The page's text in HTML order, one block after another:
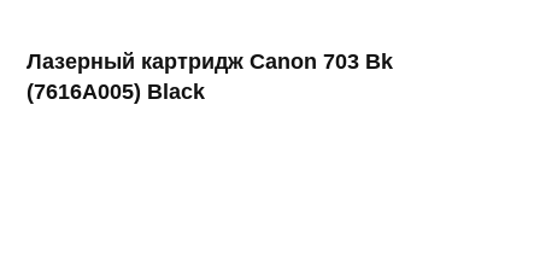
Лазерный картридж Canon 703 Bk
(7616A005) Black